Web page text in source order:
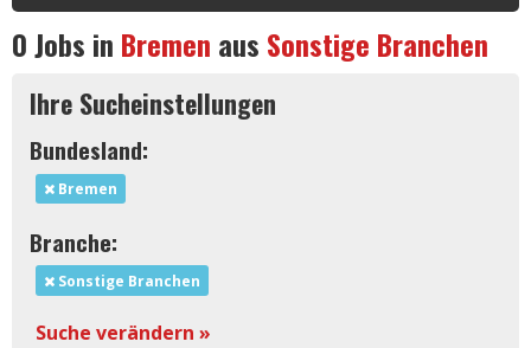
0Jobs in Bremen aus Sonstige Branchen
Ihre Sucheinstellungen
Bundesland:
Bremen
Branche:
Sonstige Branchen
Suche verändern »